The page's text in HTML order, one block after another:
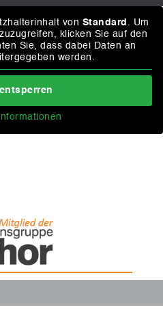
von Standard . Um
klicken Sie auf den
Sie, dass dabei Daten an
werden.